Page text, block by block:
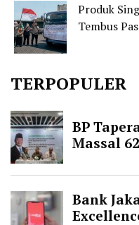
Produk
Tembus
TERPOPULER